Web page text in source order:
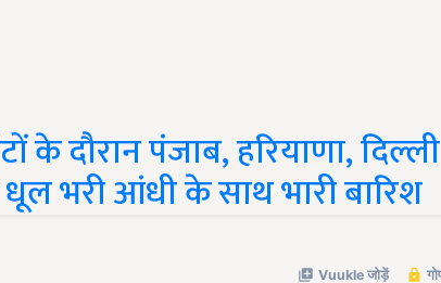
दौरान पंजाब, हरियाणा, दिल्ली
भरी आंधी के साथ भारी बारिश